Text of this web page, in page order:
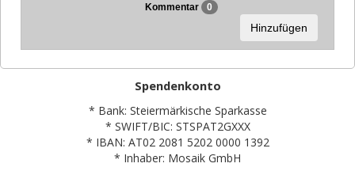
Kommentar 0
Hinzufügen
Spendenkonto
* Bank: Steiermärkische Sparkasse
* SWIFT/BIC: STSPAT2GXXX
* IBAN: AT02 2081 5202 0000 1392
* Inhaber: Mosaik GmbH